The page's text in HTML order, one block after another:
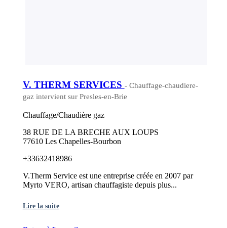
V. THERM SERVICES - Chauffage-chaudiere-
gaz intervient sur Presles-en-Brie
Chauffage/Chaudière gaz
38 RUE DE LA BRECHE AUX LOUPS
77610 Les Chapelles-Bourbon
+33632418986
V.Therm Service est une entreprise créée en 2007 par
Myrto VERO, artisan chauffagiste depuis plus...
Lire la suite